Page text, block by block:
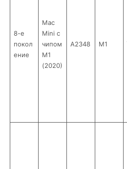
8-е
покол
ение
Mac
Mini с
чипом
M1
(2020)
A2348 M1